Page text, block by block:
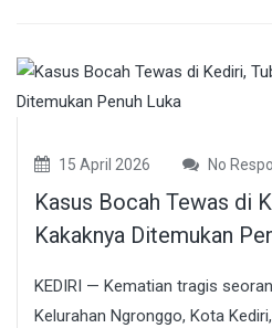
15 April 2026 No
Kasus Bocah Tewas di
Kakaknya Ditemukan
KEDIRI — Kematian tragis
Kelurahan Ngronggo, Kota